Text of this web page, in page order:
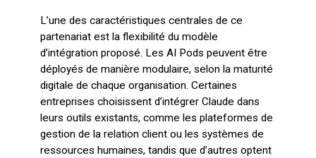
L’une des caractéristiques centrales de ce
partenariat est la flexibilité du modèle
d’intégration proposé. Les AI Pods peuvent être
déployés de manière modulaire, selon la maturité
digitale de chaque organisation. Certaines
entreprises choisissent d’intégrer Claude dans
leurs outils existants, comme les plateformes de
gestion de la relation client ou les systèmes de
ressources humaines, tandis que d’autres optent